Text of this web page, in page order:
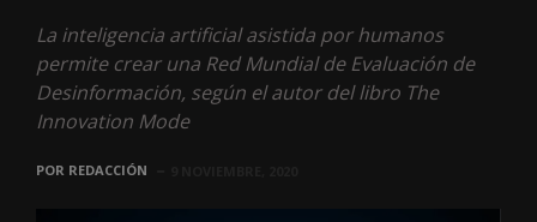
La inteligencia artificial asistida por humanos
permite crear una Red Mundial de Evaluación de
Desinformación, según el autor del libro The
Innovation Mode
POR REDACCIÓN